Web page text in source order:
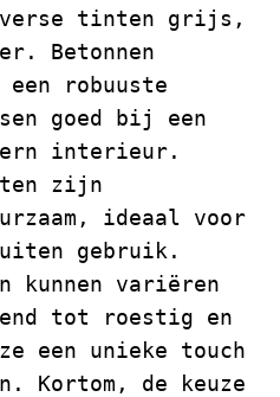
tinten grijs,
Betonnen
een robuuste
goed bij een
interieur.
zijn
ideaal voor
gebruik.
kunnen variëren
tot roestig en
een unieke touch
Kortom, de keuze